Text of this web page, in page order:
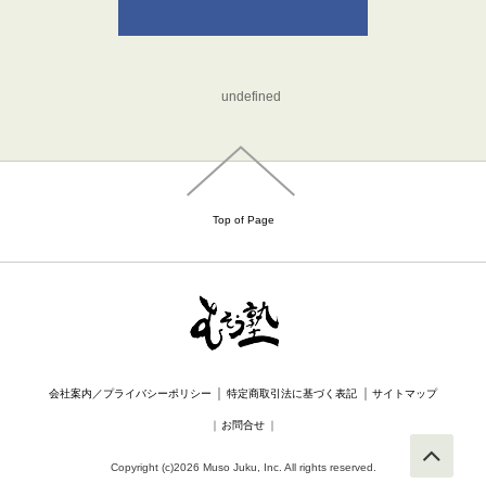
undefined
Top of Page
会社案内／プライバシーポリシー ｜ 特定商取引法に基づく表記 ｜サイトマップ
｜ お問合せ ｜
Copyright (c)2026 Muso Juku, Inc. All rights reserved.